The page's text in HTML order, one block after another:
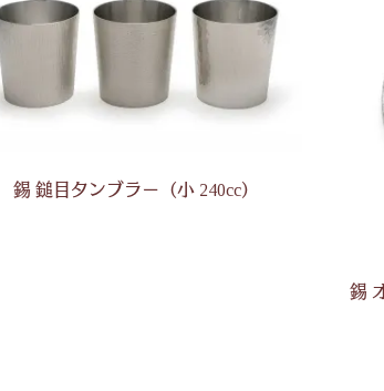
錫 鎚目タンブラー（小 240cc）
錫